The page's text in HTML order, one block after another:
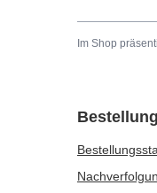
Im Shop